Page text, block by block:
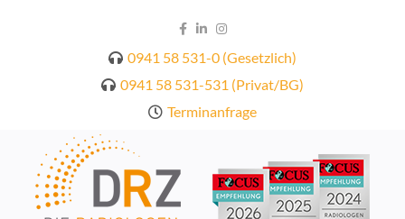
0941 58 531-0 (Gesetzlich)
0941 58 531-531 (Privat/BG)
Terminanfrage